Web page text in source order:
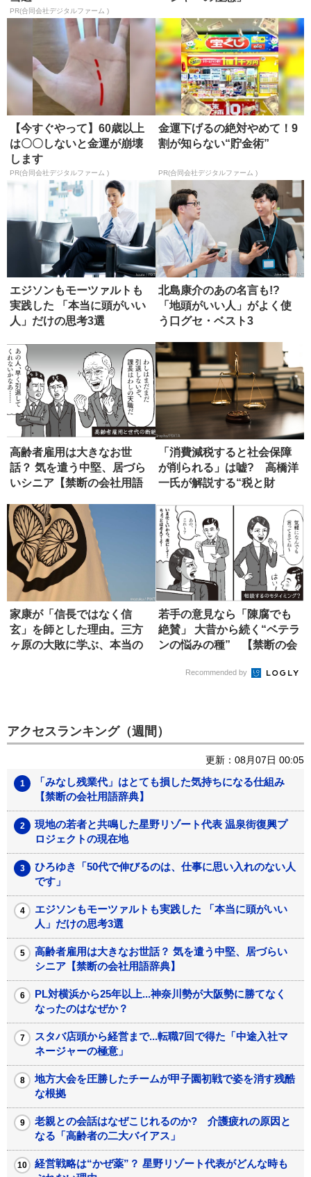
PR(合同会社デジタルファーム )
【今すぐやって】60歳以上
は〇〇しないと金運が崩壊
します
PR(合同会社デジタルファーム )
金運下げるの絶対やめて！9
割が知らない“貯金術”
PR(合同会社デジタルファーム )
エジソンもモーツァルトも
実践した 「本当に頭がいい
人」だけの思考3選
北島康介のあの名言も!?
「地頭がいい人」がよく使
う口グセ・ベスト3
高齢者雇用は大きなお世
話？ 気を遣う中堅、居づら
いシニア【禁断の会社用語
「消費減税すると社会保障
が削られる」は嘘? 高橋洋
一氏が解説する“税と財
家康が「信長ではなく信
玄」を師とした理由。三方
ヶ原の大敗に学ぶ、本当の
若手の意見なら「陳腐でも
絶賛」 大昔から続く“ベテラ
ンの悩みの種” 【禁断の会
Recommended by
アクセスランキング（週間）
更新：08月07日 00:05
「みなし残業代」はとても損した気持ちになる仕組み
【禁断の会社用語辞典】
現地の若者と共鳴した星野リゾート代表 温泉街復興プ
ロジェクトの現在地
ひろゆき「50代で伸びるのは、仕事に思い入れのない人
です」
エジソンもモーツァルトも実践した 「本当に頭がいい
人」だけの思考3選
高齢者雇用は大きなお世話？ 気を遣う中堅、居づらい
シニア【禁断の会社用語辞典】
PL対横浜から25年以上...神奈川勢が大阪勢に勝てなく
なったのはなぜか？
スタバ店頭から経営まで...転職7回で得た「中途入社マ
ネージャーの極意」
地方大会を圧勝したチームが甲子園初戦で姿を消す残酷
な根拠
老親との会話はなぜこじれるのか? 介護疲れの原因と
なる「高齢者の二大バイアス」
経営戦略は“かぜ薬”？ 星野リゾート代表がどんな時も